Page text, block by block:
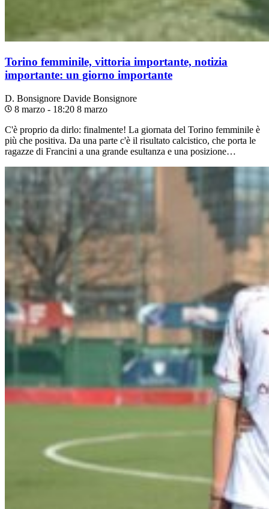
Torino femminile, vittoria importante, notizia
importante: un giorno importante
D. Bonsignore Davide Bonsignore
8 marzo - 18:20 8 marzo
C'è proprio da dirlo: finalmente! La giornata del Torino femminile è
più che positiva. Da una parte c'è il risultato calcistico, che porta le
ragazze di Francini a una grande esultanza e una posizione…